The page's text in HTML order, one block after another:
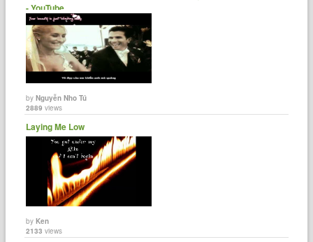
- YouTube
byNguyễn Nho Tú
2889 views
Laying Me Low
byKen
2133 views